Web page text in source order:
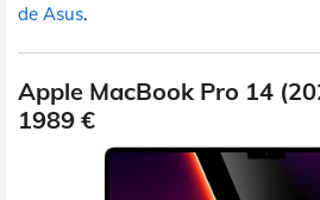
de Asus.
Apple MacBook Pro 14
1989 €